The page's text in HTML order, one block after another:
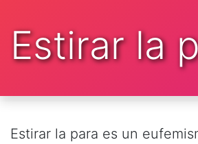
Estirar la
Estirar la para es un